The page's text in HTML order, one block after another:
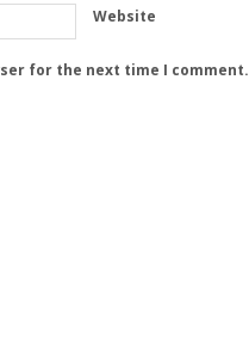
Website
for the next time I comment.